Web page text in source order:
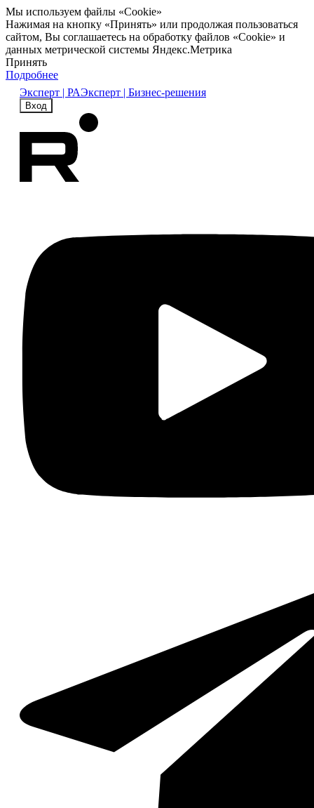
Мы используем файлы «Cookie»
Нажимая на кнопку «Принять» или продолжая пользоваться
сайтом, Вы соглашаетесь на обработку файлов «Cookie» и
данных метрической системы Яндекс.Метрика
Принять
Подробнее
Эксперт | РАЭксперт | Бизнес-решения
Вход